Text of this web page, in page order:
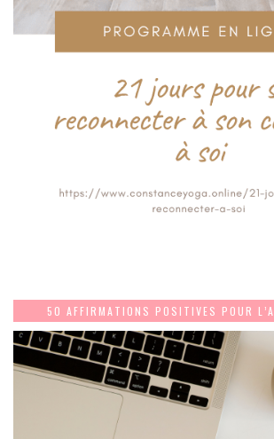
50 AFFIRMATIONS POSITIVES POUR